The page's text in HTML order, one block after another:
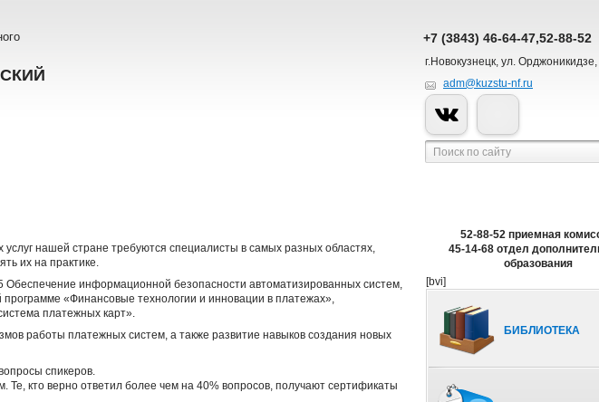
+7 (3843) 46-64-47,52-88-52
г.Новокузнецк, ул.
adm@kuzstu-nf.ru
нашей стране требуются специалисты в самых разных областях,
их на практике.
Обеспечение информационной безопасности автоматизированных систем,
«Финансовые технологии и инновации в платежах»,
платежных карт».
работы платежных систем, а также развитие навыков создания новых
спикеров.
кто верно ответил более чем на 40% вопросов, получают сертификаты
52-88-52 приемная
45-14-68 отдел
образования
[bvi]
БИБЛИОТЕКА